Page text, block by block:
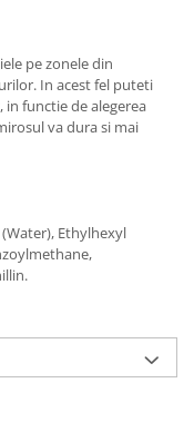
pe zonele din
In acest fel puteti
in functie de alegerea
va dura si mai
Ethylhexyl